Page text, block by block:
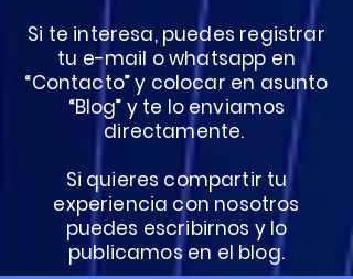
Si te interesa, puedes registrar
tu e-mail o whatsapp en
“Contacto” y colocar en asunto
“Blog” y te lo enviamos
directamente.
Si quieres compartir tu
experiencia con nosotros
puedes escribirnos y lo
publicamos en el blog.